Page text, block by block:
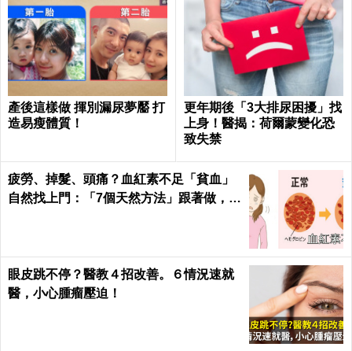
產後這樣做 揮別漏尿夢靨 打
造易瘦體質！
更年期後「3大排尿困擾」找
上身！醫揭：荷爾蒙變化恐
致失禁
疲勞、掉髮、頭痛？血紅素不足「貧血」
自然找上門：「7個天然方法」跟著做，杜
眼皮跳不停？醫教４招改善。６情況速就
醫，小心腫瘤壓迫！